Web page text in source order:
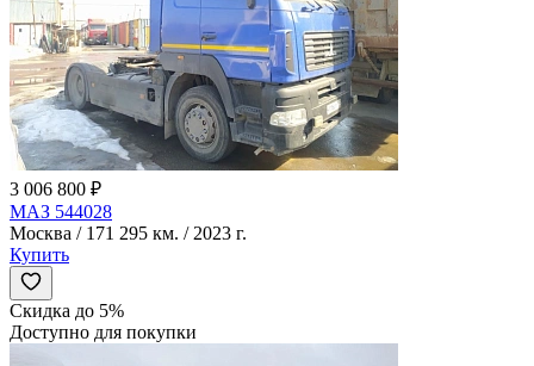
3 006 800 ₽
МАЗ 544028
Москва / 171 295 км. / 2023 г.
Купить
Скидка до 5%
Доступно для покупки